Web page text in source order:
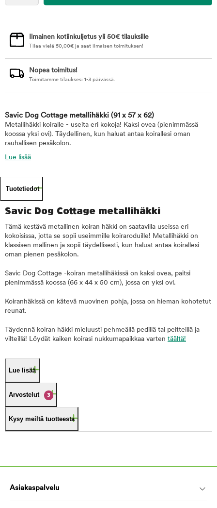
Ilmainen kotiinkuljetus yli 50€ tilauksille
Tilaa vielä 50,00€ ja saat ilmaisen toimituksen!
Nopea toimitus!
Toimitamme tilauksesi 1-3 päivässä.
Savic Dog Cottage metallihäkki (91 x 57 x 62)
Metallihäkki koiralle - useita eri kokoja! Kaksi ovea (pienimmässä
koossa yksi ovi). Täydellinen, kun haluat antaa koirallesi oman
rauhallisen pesäkolon.
Lue lisää
Tuotetiedot
Savic Dog Cottage metallihäkki
Tämä kestävä metallinen koiran häkki on saatavilla useissa eri
kokoisissa, jotta se sopii useimmille koiraroduille! Metallihäkki on
klassisen mallinen ja sopii täydellisesti, kun haluat antaa koirallesi
oman pienen pesäkolon.
Savic Dog Cottage -koiran metallihäkissä on kaksi ovea, paitsi
pienimmässä koossa (66 x 44 x 50 cm), jossa on yksi ovi.
Koiranhäkissä on kätevä muovinen pohja, jossa on hieman kohotetut
reunat.
Täydennä koiran häkki mieluusti pehmeällä pedillä tai peitteillä ja
vilteillä! Löydät kaiken koirasi nukkumapaikkaa varten täältä!
Lue lisää
Arvostelut 3
Kysy meiltä tuotteesta
Asiakaspalvelu